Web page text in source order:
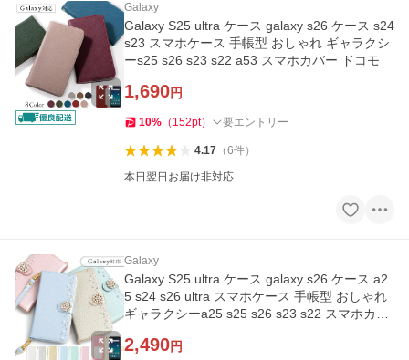
Galaxy
Galaxy S25 ultra ケース galaxy s26 ケース s24
s23 スマホケース 手帳型 おしゃれ ギャラクシ
ーs25 s26 s23 s22 a53 スマホカバー ドコモ
1,690円
10% （ 152pt） 要エントリー
4.17（6件）
本日翌日お届け非対応
Galaxy
Galaxy S25 ultra ケース galaxy s26 ケース a2
5 s24 s26 ultra スマホケース 手帳型 おしゃれ
ギャラクシーa25 s25 s26 s23 s22 スマホカバ
2,490円